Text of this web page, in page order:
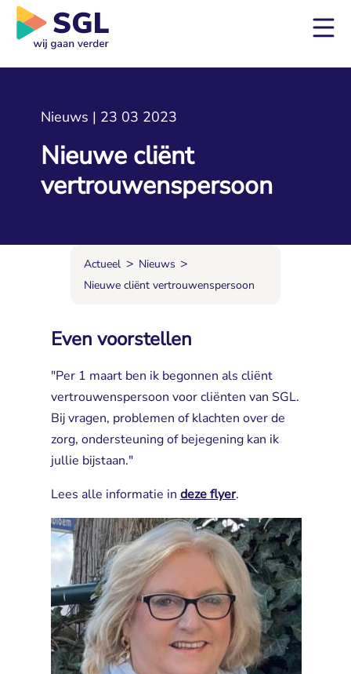
Nieuws | 23 03 2023
Nieuwe cliënt
vertrouwenspersoon
Actueel > Nieuws >
Nieuwe cliënt vertrouwenspersoon
Even voorstellen
​"Per 1 maart ben ik begonnen als cliënt
vertrouwenspersoon voor cliënten van SGL.
Bij vragen, problemen of klachten over de
zorg, ondersteuning of bejegening kan ik
jullie bijstaan."
Lees alle informatie in deze flyer.